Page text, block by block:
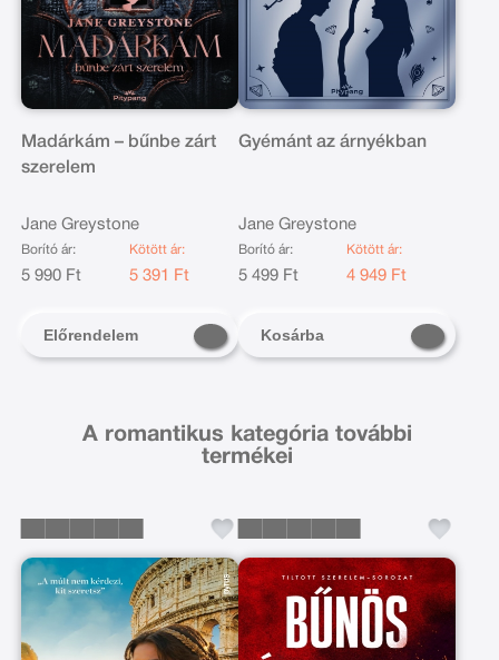
Madárkám – bűnbe zárt
szerelem
Jane Greystone
Borító ár:
5 990 Ft
Kötött ár:
5 391 Ft
Előrendelem
Gyémánt az árnyékban
Jane Greystone
Borító ár:
5 499 Ft
Kötött ár:
4 949 Ft
Kosárba
A romantikus kategória további
termékei